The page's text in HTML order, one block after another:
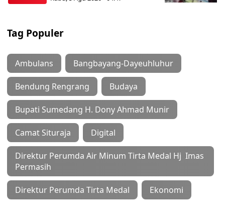
Tag Populer
Ambulans Bangbayang-Dayeuhluhur
Bendung Rengrang Budaya
Bupati Sumedang H. Dony Ahmad Munir
Camat Situraja Digital
Direktur Perumda Air Minum Tirta Medal Hj Imas
Permasih
Direktur Perumda Tirta Medal Ekonomi